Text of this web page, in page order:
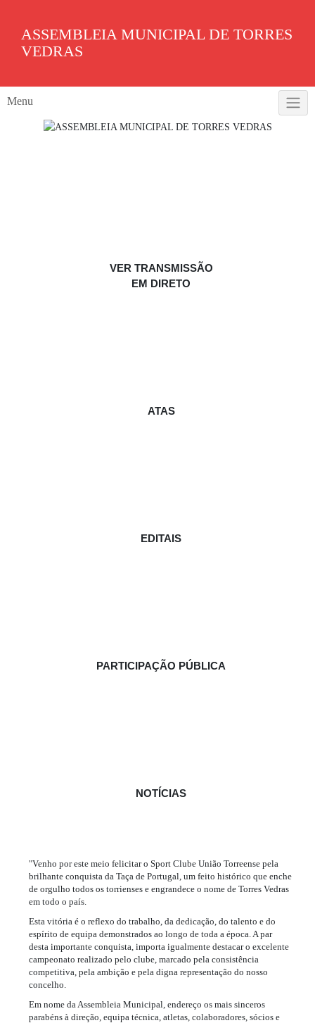
contentASSEMBLEIA MUNICIPAL DE TORRES
VEDRAS
Menu
VER TRANSMISSÃO
EM DIRETO
ATAS
EDITAIS
PARTICIPAÇÃO PÚBLICA
NOTÍCIAS
"Venho por este meio felicitar o Sport Clube União Torreense pela
brilhante conquista da Taça de Portugal, um feito histórico que enche
de orgulho todos os torrienses e engrandece o nome de Torres Vedras
em todo o país.
Esta vitória é o reflexo do trabalho, da dedicação, do talento e do
espírito de equipa demonstrados ao longo de toda a época. A par
desta importante conquista, importa igualmente destacar o excelente
campeonato realizado pelo clube, marcado pela consistência
competitiva, pela ambição e pela digna representação do nosso
concelho.
Em nome da Assembleia Municipal, endereço os mais sinceros
parabéns à direção, equipa técnica, atletas, colaboradores, sócios e